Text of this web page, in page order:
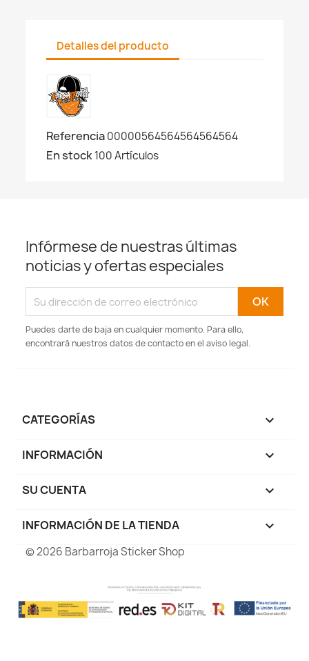
Detalles del producto
Referencia00000564564564564564
En stock100 Artículos
Infórmese de nuestras últimas
noticias y ofertas especiales
Puedes darte de baja en cualquier momento. Para ello,
encontrará nuestros datos de contacto en el aviso legal.
CATEGORÍAS 
INFORMACIÓN 
SU CUENTA 
INFORMACIÓN DE LA TIENDA keyboard_arrow_down
© 2026 Barbarroja Sticker Shop